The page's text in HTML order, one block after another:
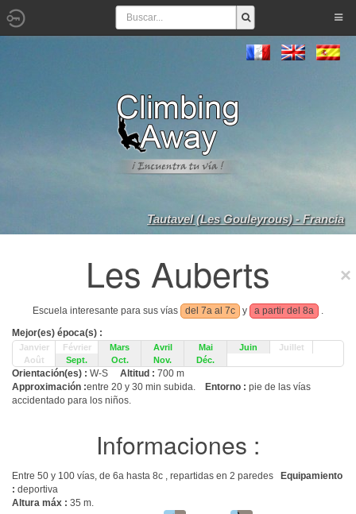
Tautavel (Les Gouleyrous) - Francia
Les Auberts
Escuela interesante para sus vías del 7a al 7c y a partir del 8a
.
Mejor(es) época(s) :
Janvier Février Mars Avril Mai Juin
Juillet
Août
Sept. Oct. Nov. Déc.
Orientación(es) : W-S Altitud : 700 m
Approximación :entre 20 y 30 min subida. Entorno : pie de las vías
accidentado para los niños.
Informaciones :
Entre 50 y 100 vías, de 6a hasta 8c , repartidas en 2 paredes
Equipamiento
: deportiva
Altura máx : 35 m.